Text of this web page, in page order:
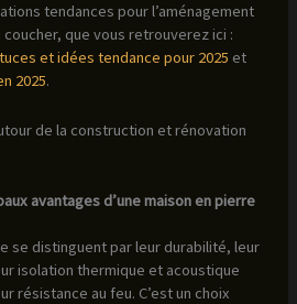
tendances pour l’aménagement
coucher, que vous retrouverez ici :
et idées tendance pour 2025 et
2025.
de la construction et rénovation
avantages d’une maison en pierre
se distinguent par leur durabilité, leur
isolation thermique et acoustique
résistance au feu. C’est un choix